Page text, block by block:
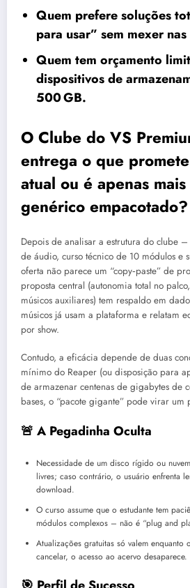
Quem prefere soluções
para usar” sem mexer
Quem tem orçamento
dispositivos de
500 GB.
O Clube do VS
entrega o que
atual ou é apenas
genérico empacotado?
Depois de analisar a estrutura do clube
de áudio, curso técnico de 10 módulos e
oferta não parece um “copy‑paste” de
proposta central (autonomia total no
músicos auxiliares) tem respaldo em
músicos já usam a plataforma e relatam
por show.
Contudo, a eficácia depende de duas
mínimo do Reaper (ou disposição para
de armazenar centenas de gigabytes de
bases, o “pacote gigante” pode virar um
🚨 A Pegadinha Oculta
Necessidade de um disco rígido ou
livres; caso contrário, o usuário enfrenta
download.
O curso assume que o estudante tem
módulos complexos – não é “plug and
Atualizações gratuitas só valem enquanto
cancelar, o acesso ao acervo desaparece.